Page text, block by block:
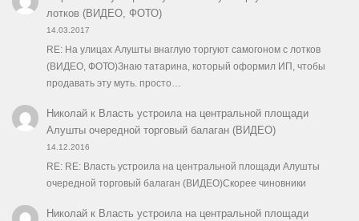
лотков (ВИДЕО, ФОТО)
14.03.2017
RE: На улицах Алушты внаглую торгуют самогоном с лотков
(ВИДЕО, ФОТО)Знаю татарина, который оформил ИП, чтобы
продавать эту муть. просто…
Николайк Власть устроила на центральной площади
Алушты очередной торговый балаган (ВИДЕО)
14.12.2016
RE: RE: Власть устроила на центральной площади Алушты
очередной торговый балаган (ВИДЕО)Скорее чиновники
Николайк Власть устроила на центральной площади